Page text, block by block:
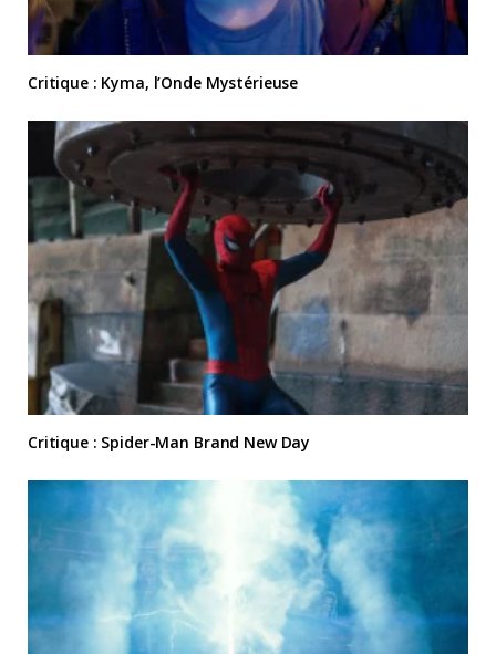
Critique : Kyma, l’Onde Mystérieuse
Critique : Spider-Man Brand New Day